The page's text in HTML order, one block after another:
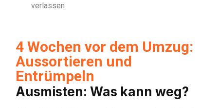
verlassen
4 Wochen vor dem Umzug:
Aussortieren und
Entrümpeln
Ausmisten: Was kann weg?